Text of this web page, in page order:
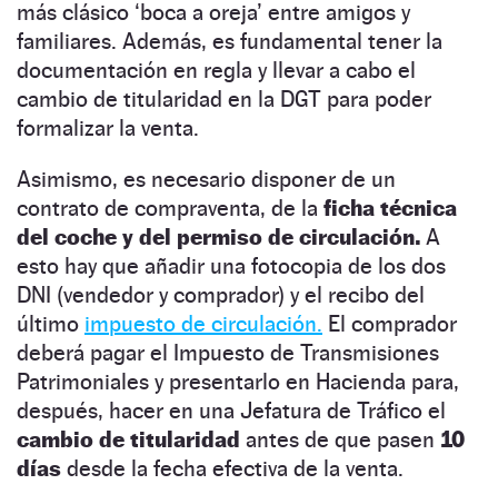
más clásico ‘boca a oreja’ entre amigos y
familiares. Además, es fundamental tener la
documentación en regla y llevar a cabo el
cambio de titularidad en la DGT para poder
formalizar la venta.
Asimismo, es necesario disponer de un
contrato de compraventa, de la ficha técnica
del coche y del permiso de circulación. A
esto hay que añadir una fotocopia de los dos
DNI (vendedor y comprador) y el recibo del
último impuesto de circulación. El comprador
deberá pagar el Impuesto de Transmisiones
Patrimoniales y presentarlo en Hacienda para,
después, hacer en una Jefatura de Tráfico el
cambio de titularidad antes de que pasen 10
días desde la fecha efectiva de la venta.